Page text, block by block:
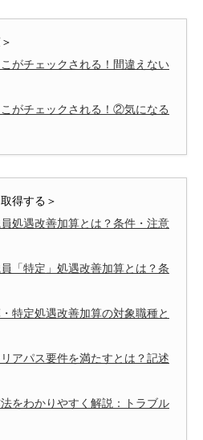
がチェックされる！間違えない
がチェックされる！②気になる
得する＞
処遇改善加算とは？条件・注意
「特定」処遇改善加算とは？条
特定処遇改善加算の対象職種と
アパス要件を満たすとは？記述
をわかりやすく解説：トラブル